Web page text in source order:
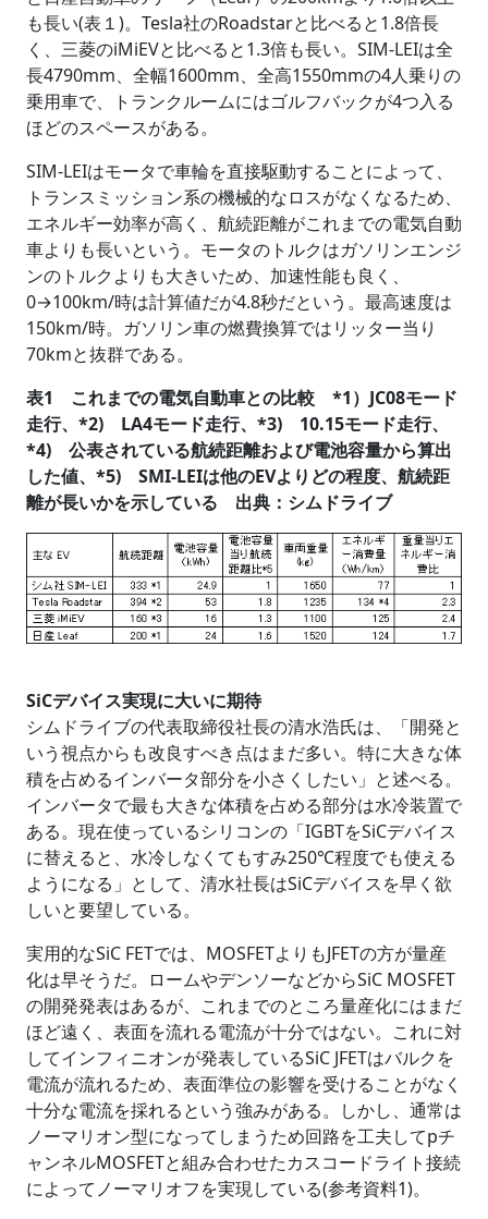
も長い(表１)。Tesla社のRoadstarと比べると1.8倍長
く、三菱のiMiEVと比べると1.3倍も長い。SIM-LEIは全
長4790mm、全幅1600mm、全高1550mmの4人乗りの
乗用車で、トランクルームにはゴルフバックが4つ入る
ほどのスペースがある。
SIM-LEIはモータで車輪を直接駆動することによって、
トランスミッション系の機械的なロスがなくなるため、
エネルギー効率が高く、航続距離がこれまでの電気自動
車よりも長いという。モータのトルクはガソリンエンジ
ンのトルクよりも大きいため、加速性能も良く、
0→100km/時は計算値だが4.8秒だという。最高速度は
150km/時。ガソリン車の燃費換算ではリッター当り
70kmと抜群である。
表1 これまでの電気自動車との比較 *1）JC08モード
走行、*2) LA4モード走行、*3) 10.15モード走行、
*4) 公表されている航続距離および電池容量から算出
した値、*5) SMI-LEIは他のEVよりどの程度、航続距
離が長いかを示している 出典：シムドライブ
SiCデバイス実現に大いに期待
シムドライブの代表取締役社長の清水浩氏は、「開発と
いう視点からも改良すべき点はまだ多い。特に大きな体
積を占めるインバータ部分を小さくしたい」と述べる。
インバータで最も大きな体積を占める部分は水冷装置で
ある。現在使っているシリコンの「IGBTをSiCデバイス
に替えると、水冷しなくてもすみ250℃程度でも使える
ようになる」として、清水社長はSiCデバイスを早く欲
しいと要望している。
実用的なSiC FETでは、MOSFETよりもJFETの方が量産
化は早そうだ。ロームやデンソーなどからSiC MOSFET
の開発発表はあるが、これまでのところ量産化にはまだ
ほど遠く、表面を流れる電流が十分ではない。これに対
してインフィニオンが発表しているSiC JFETはバルクを
電流が流れるため、表面準位の影響を受けることがなく
十分な電流を採れるという強みがある。しかし、通常は
ノーマリオン型になってしまうため回路を工夫してpチ
ャンネルMOSFETと組み合わせたカスコードライト接続
によってノーマリオフを実現している(参考資料1)。